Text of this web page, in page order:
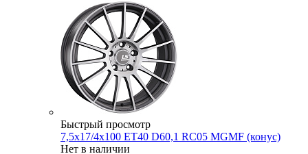
Быстрый просмотр
7,5x17/4x100 ET40 D60,1 RC05 MGMF (конус)
Нет в наличии